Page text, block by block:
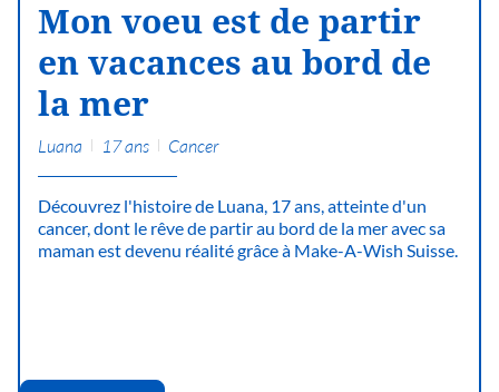
Mon voeu est de partir
en vacances au bord de
la mer
Luana 17 ans Cancer
Découvrez l'histoire de Luana, 17 ans, atteinte d'un
cancer, dont le rêve de partir au bord de la mer avec sa
maman est devenu réalité grâce à Make-A-Wish Suisse.